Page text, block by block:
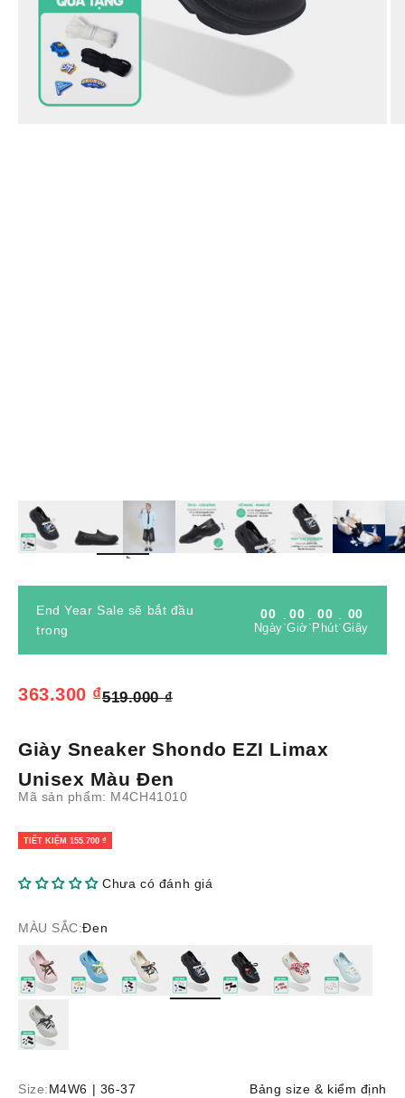
End Year Sale sẽ bắt đầu
trong
00
Ngày
: 00
Giờ
: 00
Phút
: 00
Giây
Giá bán
363.300 ₫Giá thông thường
519.000 ₫
Giày Sneaker Shondo EZI Limax
Unisex Màu Đen
Mã sản phẩm: M4CH41010
TIẾT KIỆM 155.700 ₫
Chưa có đánh giá
MÀU SẮC:Đen
Hồng
Xanh dươngTrắng kemĐen Đen Trắng kemXanh ngọc
Xám
Size:M4W6 | 36-37
Bảng size & kiểm định